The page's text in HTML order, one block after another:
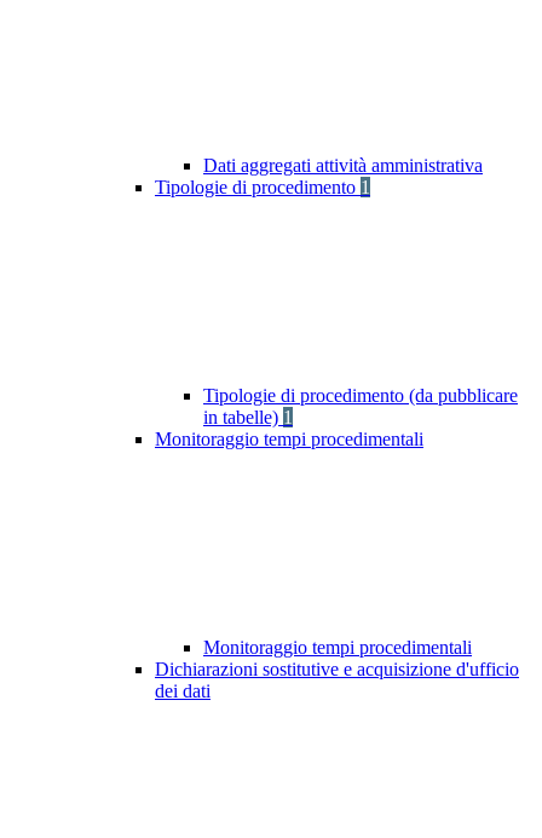
Dati aggregati attività amministrativa
Tipologie di procedimento 1
Tipologie di procedimento (da pubblicare
in tabelle) 1
Monitoraggio tempi procedimentali
Monitoraggio tempi procedimentali
Dichiarazioni sostitutive e acquisizione d'ufficio
dei dati